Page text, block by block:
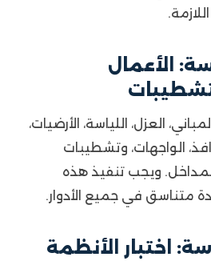
الأعمال
العزل، اللياسة، الأرضيات،
الواجهات، وتشطيبات
ويجب تنفيذ هذه
متناسق في جميع الأدوار.
اختبار الأنظمة